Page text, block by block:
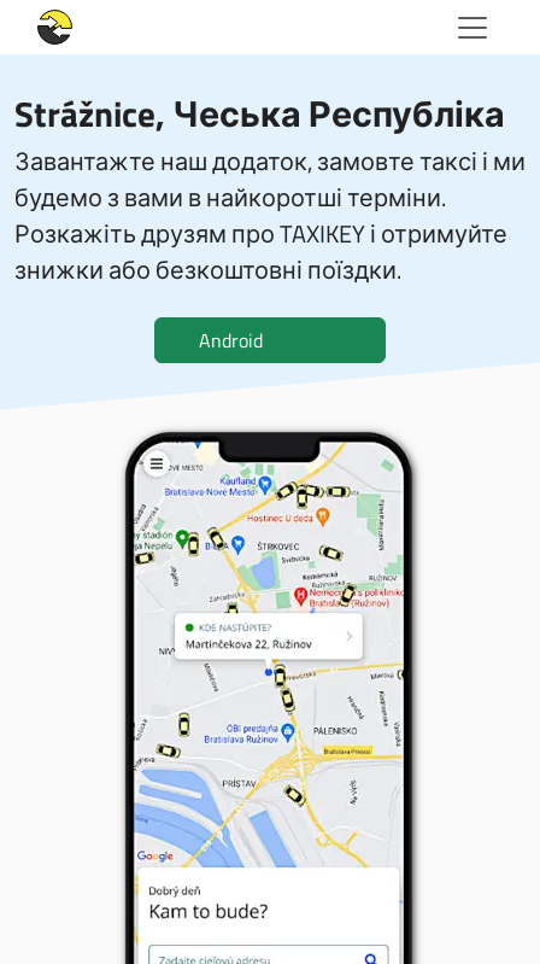
Strážnice, Чеська Республіка
Завантажте наш додаток, замовте таксі і ми
будемо з вами в найкоротші терміни.
Розкажіть друзям про TAXIKEY і отримуйте
знижки або безкоштовні поїздки.
Android